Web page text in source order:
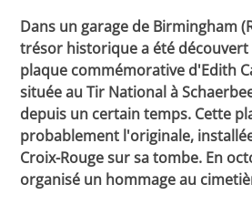
Dans un garage de Birmingham
trésor historique a été
plaque commémorative d'Edith
située au Tir National à
depuis un certain temps. Cette
probablement l'originale,
Croix-Rouge sur sa tombe. En
organisé un hommage au